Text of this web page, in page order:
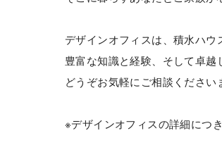
デザインオフィスは、積水ハウ
豊富な知識と経験、そして卓越
どうぞお気軽にご相談ください
※デザインオフィスの詳細につ